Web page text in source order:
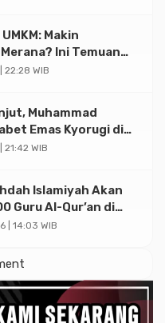
Makin
Ini Temuan
22:28 WIB
Muhammad
Emas Kyorugi di
Indonesia Open
WIB
Islamiyah Akan
Guru Al-Qur’an di
| 14:03 WIB